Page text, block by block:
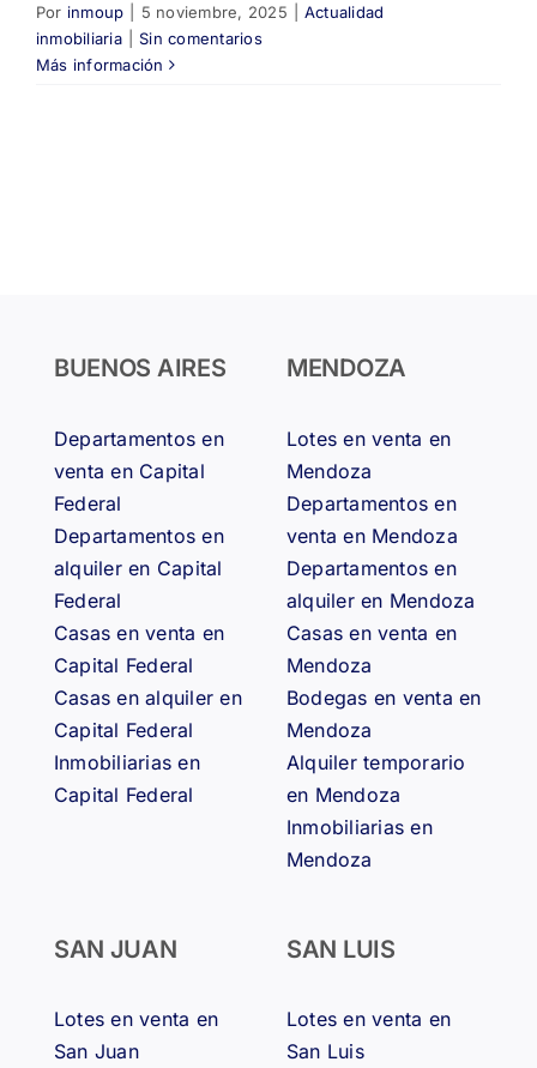
Por inmoup 5 noviembre, 2025
Actualidad
inmobiliaria
Sin comentarios
Más información
BUENOS AIRES
Departamentos en
venta en Capital
Federal
Departamentos en
alquiler en Capital
Federal
Casas en venta en
Capital Federal
Casas en alquiler en
Capital Federal
Inmobiliarias en
Capital Federal
MENDOZA
Lotes en venta en
Mendoza
Departamentos en
venta en Mendoza
Departamentos en
alquiler en Mendoza
Casas en venta en
Mendoza
Bodegas en venta en
Mendoza
Alquiler temporario
en Mendoza
Inmobiliarias en
Mendoza
SAN JUAN
Lotes en venta en
San Juan
SAN LUIS
Lotes en venta en
San Luis